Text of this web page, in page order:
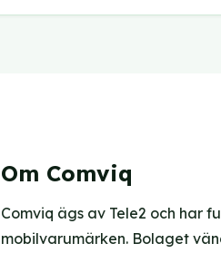
Om Comviq
Comviq ägs av Tele2 och har
mobilvarumärken. Bolaget